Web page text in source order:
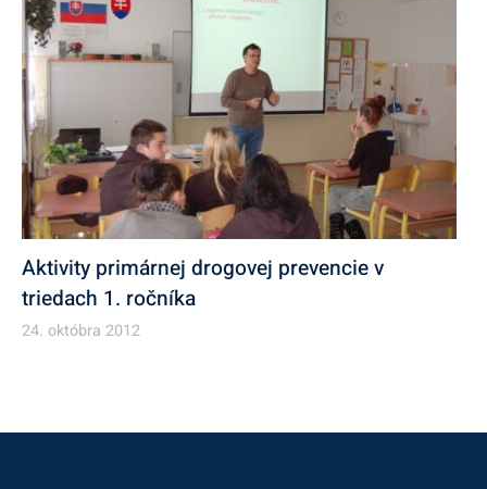
Aktivity primárnej drogovej prevencie v
triedach 1. ročníka
24. októbra 2012